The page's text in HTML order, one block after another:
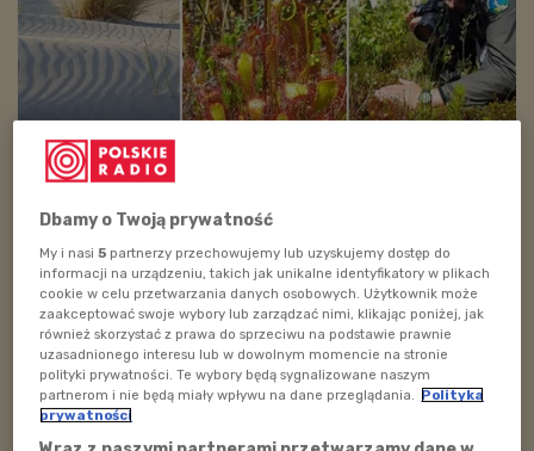
Czas wyprawę do Słowińskiego Parku Narodowego by
wytropić morskiego ssaka – fokę szarą. Bohaterów
otoczy niesamowity świat wędrujących wydm i
głazowiska spoczywającego na dnie morza. Podczas
pracy w terenie uda się wypatrzeć pracownika parku
obserwującego niezwykłe, drapieżne rośliny. Jakie?
Dbamy o Twoją prywatność
My i nasi5 partnerzy przechowujemy lub uzyskujemy dostęp do
informacji na urządzeniu, takich jak unikalne identyfikatory w plikach
cookie w celu przetwarzania danych osobowych. Użytkownik może
zaakceptować swoje wybory lub zarządzać nimi, klikając poniżej, jak
również skorzystać z prawa do sprzeciwu na podstawie prawnie
uzasadnionego interesu lub w dowolnym momencie na stronie
polityki prywatności. Te wybory będą sygnalizowane naszym
partnerom i nie będą miały wpływu na dane przeglądania.
Polityka
prywatności